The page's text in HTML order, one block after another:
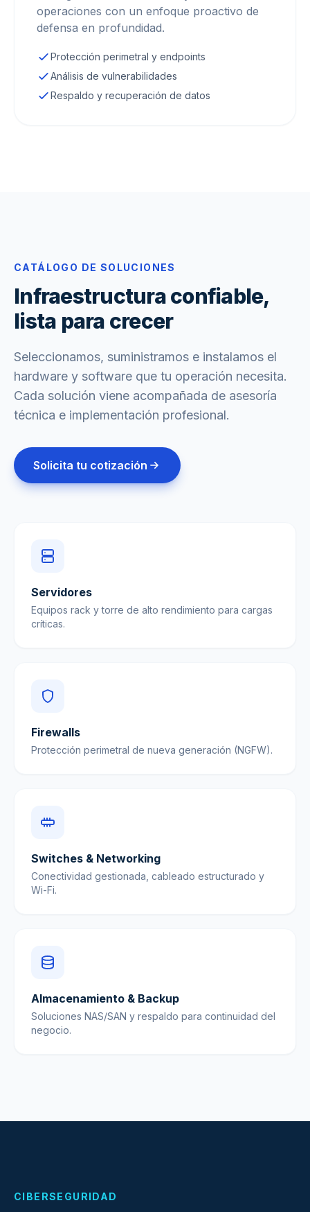
operaciones con un enfoque proactivo de
defensa en profundidad.
Protección perimetral y endpoints
Análisis de vulnerabilidades
Respaldo y recuperación de datos
CATÁLOGO DE SOLUCIONES
Infraestructura confiable,
lista para crecer
Seleccionamos, suministramos e instalamos el
hardware y software que tu operación necesita.
Cada solución viene acompañada de asesoría
técnica e implementación profesional.
Solicita tu cotización
Servidores
Equipos rack y torre de alto rendimiento para cargas
críticas.
Firewalls
Protección perimetral de nueva generación (NGFW).
Switches & Networking
Conectividad gestionada, cableado estructurado y
Wi-Fi.
Almacenamiento & Backup
Soluciones NAS/SAN y respaldo para continuidad del
negocio.
CIBERSEGURIDAD